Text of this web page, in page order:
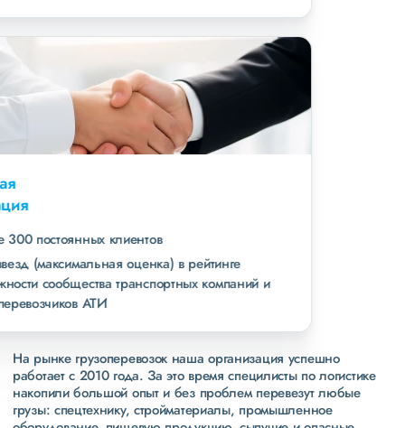
свыше 300 постоянных клиентов
пять звезд (максимальная оценка) в рейтинге
надежности сообщества транспортных компаний и
грузоперевозчиков АТИ
На рынке грузоперевозок наша организация успешно
работает с 2010 года. За это время специлисты по логистике
накопили большой опыт и без проблем перевезут любые
грузы: спецтехнику, стройматериалы, промышленное